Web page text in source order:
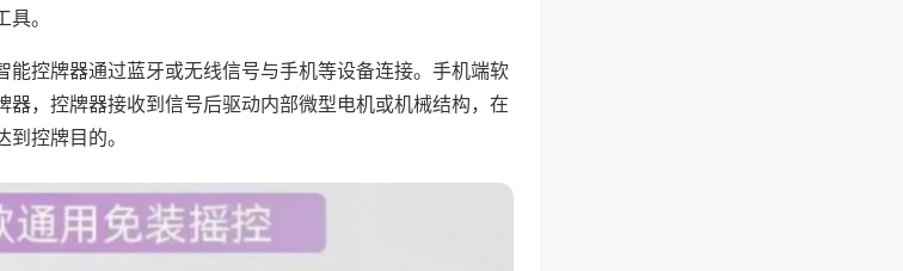
。
能控牌器通过蓝牙或无线信号与手机等设备连接。手机端软
，控牌器接收到信号后驱动内部微型电机或机械结构，在
控牌目的。